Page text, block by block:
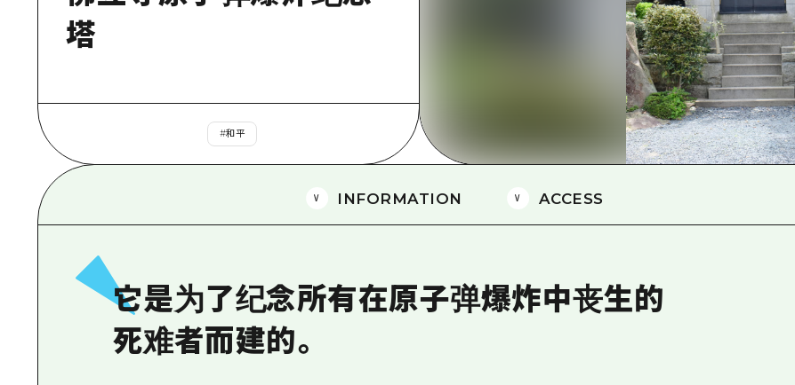
东山口
爱媛
岛根
塔
#和平
INFORMATION ACCESS
它是为了纪念所有在原子弹爆炸中丧生的
死难者而建的。